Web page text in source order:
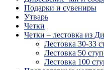
Подарки и сувениры
Утварь
Четки
Четки – лестовка из
Лестовка 30-33
Лестовка 50
Лестовка 100